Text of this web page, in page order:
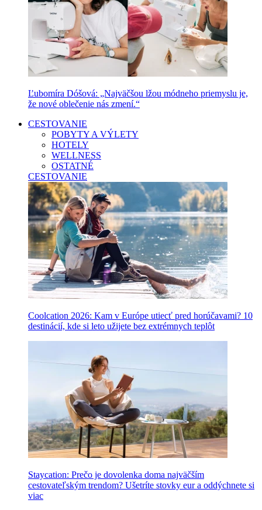
Ľubomíra Dóšová: „Najväčšou lžou módneho priemyslu je,
že nové oblečenie nás zmení.“
CESTOVANIE
POBYTY A VÝLETY
HOTELY
WELLNESS
OSTATNÉ
CESTOVANIE
Coolcation 2026: Kam v Európe utiecť pred horúčavami? 10
destinácií, kde si leto užijete bez extrémnych teplôt
Staycation: Prečo je dovolenka doma najväčším
cestovateľským trendom? Ušetríte stovky eur a oddýchnete si
viac